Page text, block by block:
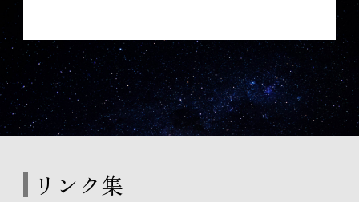
リンク集